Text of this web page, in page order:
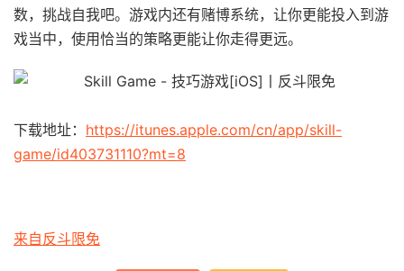
数，挑战自我吧。游戏内还有赌博系统，让你更能投入到游
戏当中，使用恰当的策略更能让你走得更远。
下载地址： https://itunes.apple.com/cn/app/skill-
game/id403731110?mt=8
来自反斗限免